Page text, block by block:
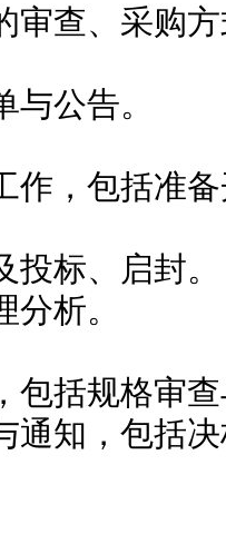
审查、采购
公告。
作，包括准
投标、启封。
析。
包括规格审
通知，包括